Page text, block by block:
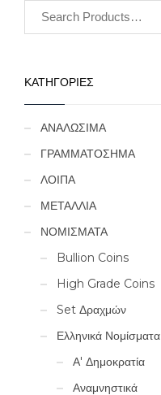
ΚΑΤΗΓΟΡΙΕΣ
ΑΝΑΛΩΣΙΜΑ
ΓΡΑΜΜΑΤΟΣΗΜΑ
ΛΟΙΠΑ
ΜΕΤΑΛΛΙΑ
ΝΟΜΙΣΜΑΤΑ
Bullion Coins
High Grade Coins
Set Δραχμών
Ελληνικά Νομίσματα
Α' Δημοκρατία
Αναμνηστικά